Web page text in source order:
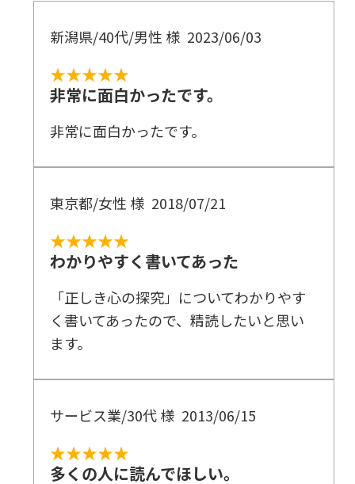
新潟県/40代/男性 様 2023/06/03
★★★★★
非常に面白かったです。
非常に面白かったです。
東京都/女性 様 2018/07/21
★★★★★
わかりやすく書いてあった
「正しき心の探究」についてわかりやす
く書いてあったので、精読したいと思い
ます。
サービス業/30代 様 2013/06/15
★★★★★
多くの人に読んでほしい。